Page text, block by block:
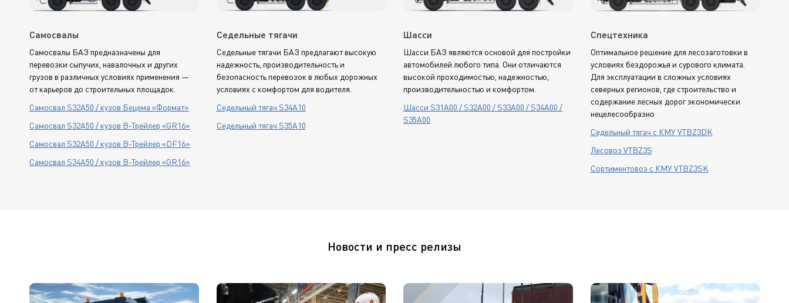
Самосвалы
Cамосвалы БАЗ предназначены для
перевозки сыпучих, навалочных и других
грузов в различных условиях применения —
от карьеров до строительных площадок.
Самосвал S32A50 / кузов Бецема «Формат»
Cамосвал S32A50 / кузов В-Трейлер «GR16»
Cамосвал S32A50 / кузов В-Трейлер «DF16»
Cамосвал S34A50 / кузов В-Трейлер «GR16»
Седельные тягачи
Седельные тягачи БАЗ предлагают высокую
надежность, производительность и
безопасность перевозок в любых дорожных
условиях с комфортом для водителя.
Седельный тягач S34A10
Седельный тягач S35A10
Шасси
Шасси БАЗ являются основой для постройки
автомобилей любого типа. Они отличаются
высокой проходимостью, надежностью,
производительностью и комфортом.
Шасси S31A00 / S32A00 / S33A00 / S34A00 /
S35A00
Спецтехника
Оптимальное решение для лесозаготовки в
условиях бездорожья и сурового климата.
Для эксплуатации в сложных условиях
северных регионов, где строительство и
содержание лесных дорог экономически
нецелесообразно
Седельный тягач с КМУ VTBZ3DK
Лесовоз VTBZ3S
Сортиментовоз с КМУ VTBZ3SK
Новости и пресс релизы